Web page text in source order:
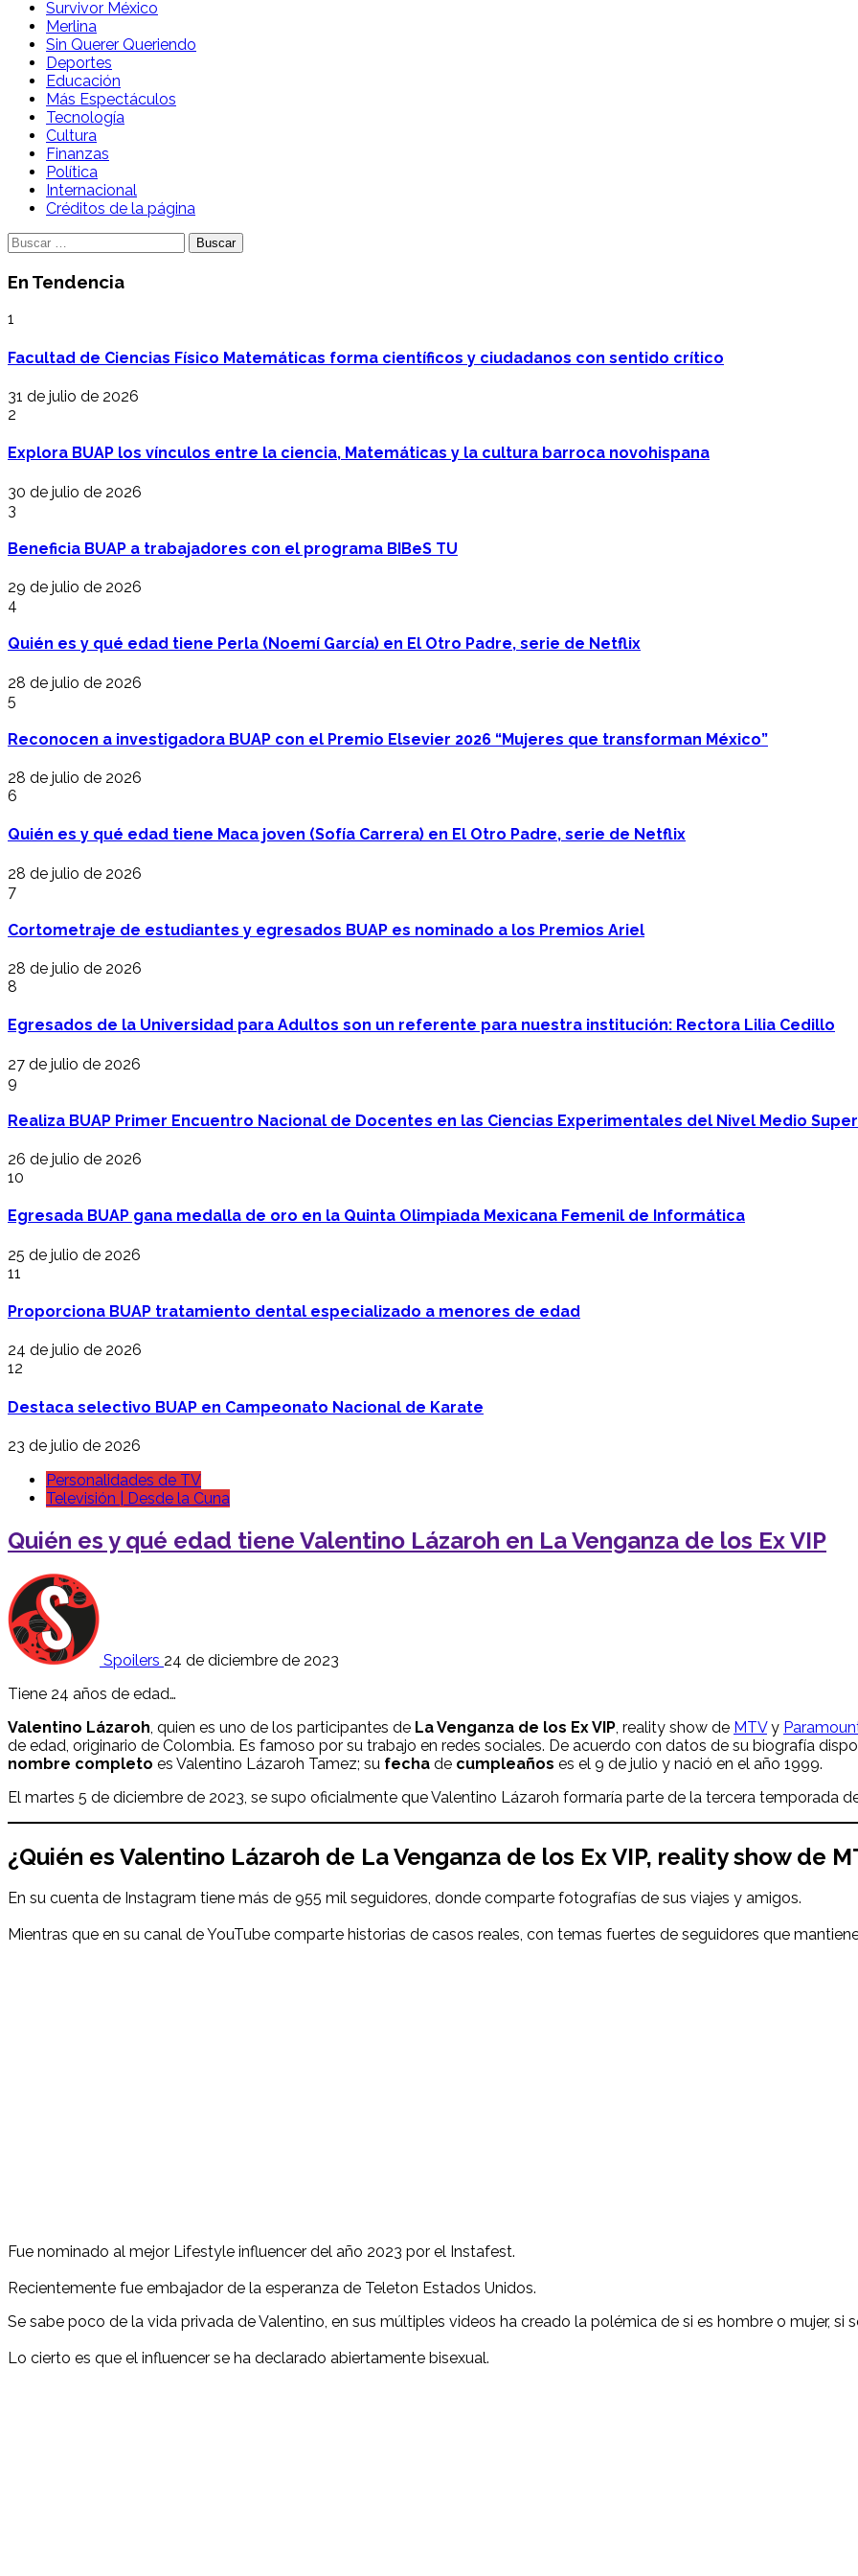
Survivor México
Merlina
Sin Querer Queriendo
Deportes
Educación
Más Espectáculos
Tecnología
Cultura
Finanzas
Política
Internacional
Créditos de la página
Buscar:
En Tendencia
1
Facultad de Ciencias Físico Matemáticas forma científicos y ciudadanos con sentido crítico
31 de julio de 2026
2
Explora BUAP los vínculos entre la ciencia, Matemáticas y la cultura barroca novohispana
30 de julio de 2026
3
Beneficia BUAP a trabajadores con el programa BIBeS TU
29 de julio de 2026
4
Quién es y qué edad tiene Perla (Noemí García) en El Otro Padre, serie de Netflix
28 de julio de 2026
5
Reconocen a investigadora BUAP con el Premio Elsevier 2026 “Mujeres que transforman México”
28 de julio de 2026
6
Quién es y qué edad tiene Maca joven (Sofía Carrera) en El Otro Padre, serie de Netflix
28 de julio de 2026
7
Cortometraje de estudiantes y egresados BUAP es nominado a los Premios Ariel
28 de julio de 2026
8
Egresados de la Universidad para Adultos son un referente para nuestra institución: Rectora Lilia Cedillo
27 de julio de 2026
9
Realiza BUAP Primer Encuentro Nacional de Docentes en las Ciencias Experimentales del Nivel Medio
26 de julio de 2026
10
Egresada BUAP gana medalla de oro en la Quinta Olimpiada Mexicana Femenil de Informática
25 de julio de 2026
11
Proporciona BUAP tratamiento dental especializado a menores de edad
24 de julio de 2026
12
Destaca selectivo BUAP en Campeonato Nacional de Karate
23 de julio de 2026
Personalidades de TV
Televisión | Desde la Cuna
Quién es y qué edad tiene Valentino Lázaroh en La Venganza de los Ex VIP
Spoilers 24 de diciembre de 2023
Tiene 24 años de edad…
Valentino Lázaroh , quien es uno de los participantes de La Venganza de los Ex VIP , reality show de MTVy
de edad, originario de Colombia. Es famoso por su trabajo en redes sociales. De acuerdo con datos de su biografía
nombre completo es Valentino Lázaroh Tamez; su fecha de cumpleaños es el 9 de julio y nació en el año 1999.
El martes 5 de diciembre de 2023, se supo oficialmente que Valentino Lázaroh formaría parte de la tercera temporada
¿Quién es Valentino Lázaroh de La Venganza de los Ex VIP, reality show de
En su cuenta de Instagram tiene más de 955 mil seguidores, donde comparte fotografías de sus viajes y amigos.
Mientras que en su canal de YouTube comparte historias de casos reales, con temas fuertes de seguidores que
Fue nominado al mejor Lifestyle influencer del año 2023 por el Instafest.
Recientemente fue embajador de la esperanza de Teleton Estados Unidos.
Se sabe poco de la vida privada de Valentino, en sus múltiples videos ha creado la polémica de si es hombre o mujer,
Lo cierto es que el influencer se ha declarado abiertamente bisexual.